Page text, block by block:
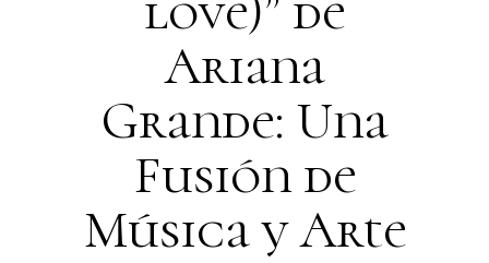
Ariana
Grande: Una
Fusión de
Música y Arte